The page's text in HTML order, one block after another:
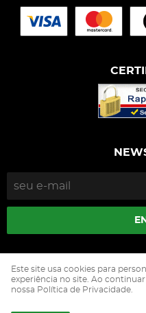
CNPJ:
Este site usa cookies para
experiência no site. Ao
nossa Política de Privacidade.